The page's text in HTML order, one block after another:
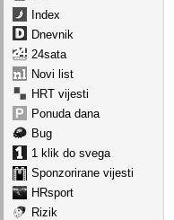
Index
Dnevnik
24sata
Novi list
HRT vijesti
Ponuda dana
Bug
1 klik do svega
Sponzorirane vijesti
HRsport
Rizik